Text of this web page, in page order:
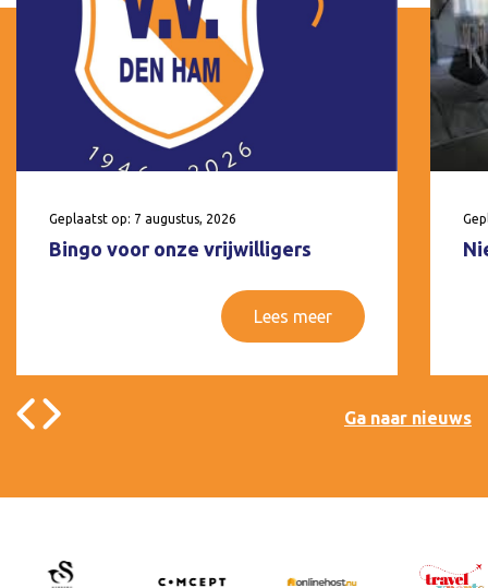
Geplaatst op: 7 augustus, 2026
Bingo voor onze vrijwilligers
Lees meer
Ga naar nieuws